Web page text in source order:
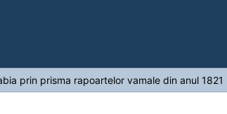
prin prisma rapoartelor vamale din anul 1821